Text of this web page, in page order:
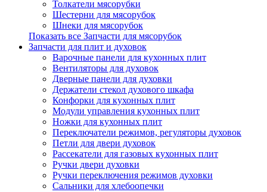
Толкатели мясорубки
Шестерни для мясорубок
Шнеки для мясорубок
Показать все Запчасти для мясорубок
Запчасти для плит и духовок
Варочные панели для кухонных плит
Вентиляторы для духовок
Дверные панели для духовки
Держатели стекол духового шкафа
Конфорки для кухонных плит
Модули управления кухонных плит
Ножки для кухонных плит
Переключатели режимов, регуляторы духовок
Петли для двери духовок
Рассекатели для газовых кухонных плит
Ручки двери духовки
Ручки переключения режимов духовки
Сальники для хлебоопечки